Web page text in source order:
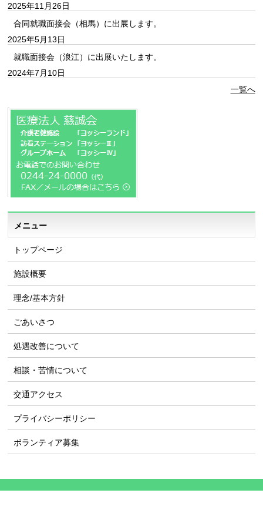
2025年11月26日
合同就職面接会（相馬）に出展します。
2025年5月13日
就職面接会（浪江）に出展いたします。
2024年7月10日
一覧へ
メニュー
トップページ
施設概要
理念/基本方針
ごあいさつ
処遇改善について
相談・苦情について
交通アクセス
プライバシーポリシー
ボランティア募集